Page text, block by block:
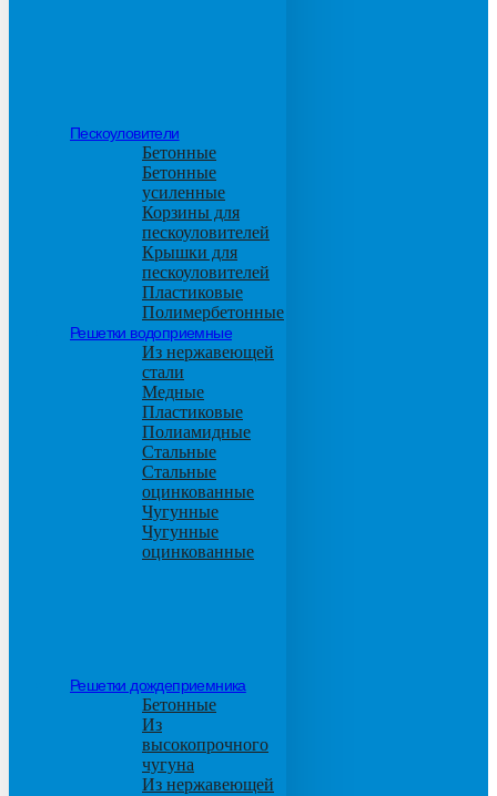
Пескоуловители
Бетонные
Бетонные
усиленные
Корзины для
пескоуловителей
Крышки для
пескоуловителей
Пластиковые
Полимербетонные
Решетки водоприемные
Из нержавеющей
стали
Медные
Пластиковые
Полиамидные
Стальные
Стальные
оцинкованные
Чугунные
Чугунные
оцинкованные
Решетки дождеприемника
Бетонные
Из
высокопрочного
чугуна
Из нержавеющей